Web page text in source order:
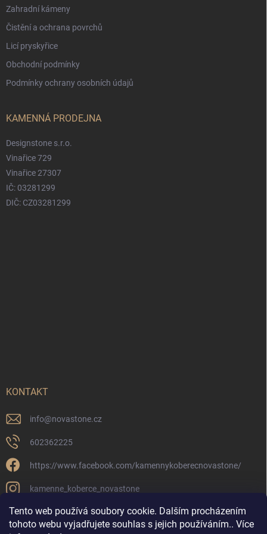
Tento web používá soubory cookie. Dalším procházením
tohoto webu vyjadřujete souhlas s jejich používáním.. Více
Zahradní kámeny
Čistění a ochrana povrchů
Licí pryskyřice
Obchodní podmínky
Podmínky ochrany osobních údajů
KAMENNÁ PRODEJNA
Designstone s.r.o.
Vinařice 729
Vinařice 27307
IČ: 03281299
DIČ: CZ03281299
KONTAKT
info@novastone.cz
602362225
https://www.facebook.com/kamennykoberecnovastone/
kamenne_koberce_novastone